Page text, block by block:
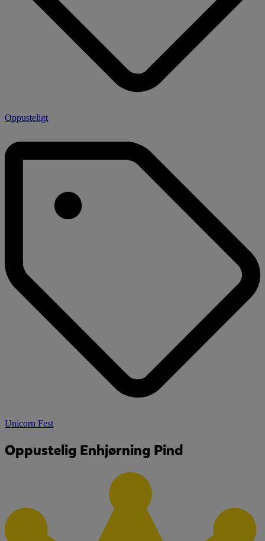
Oppusteligt
Unicorn Fest
Oppustelig Enhjørning Pind